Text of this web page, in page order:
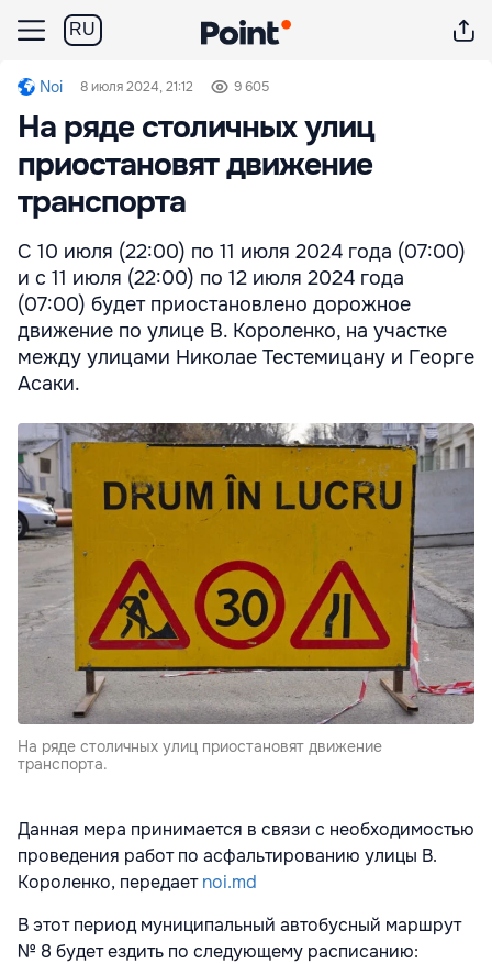
RU
Noi 8 июля 2024, 21:12 9 605
На ряде столичных улиц
приостановят движение
транспорта
С 10 июля (22:00) по 11 июля 2024 года (07:00)
и с 11 июля (22:00) по 12 июля 2024 года
(07:00) будет приостановлено дорожное
движение по улице В. Короленко, на участке
между улицами Николае Тестемицану и Георге
Асаки.
На ряде столичных улиц приостановят движение
транспорта.
Данная мера принимается в связи с необходимостью
проведения работ по асфальтированию улицы В.
Короленко, передаетnoi.md
В этот период муниципальный автобусный маршрут
№ 8 будет ездить по следующему расписанию: